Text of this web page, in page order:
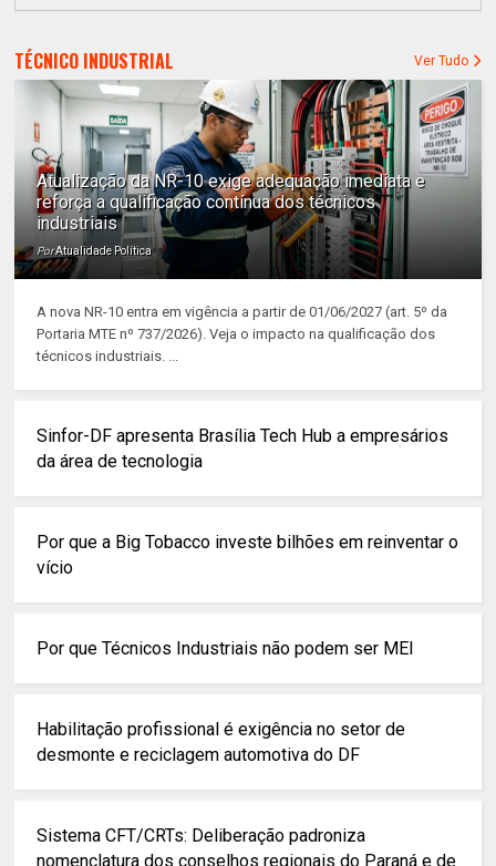
TÉCNICO INDUSTRIAL Ver Tudo
Atualização da NR-10 exige adequação imediata e
reforça a qualificação contínua dos técnicos
industriais
PorAtualidade Política
A nova NR-10 entra em vigência a partir de 01/06/2027 (art. 5º da
Portaria MTE nº 737/2026). Veja o impacto na qualificação dos
técnicos industriais. ...
Sinfor-DF apresenta Brasília Tech Hub a empresários
da área de tecnologia
Por que a Big Tobacco investe bilhões em reinventar o
vício
Por que Técnicos Industriais não podem ser MEI
Habilitação profissional é exigência no setor de
desmonte e reciclagem automotiva do DF
Sistema CFT/CRTs: Deliberação padroniza
nomenclatura dos conselhos regionais do Paraná e de